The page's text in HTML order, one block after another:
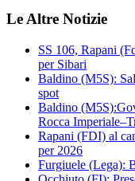
Le Altre Notizie
SS 106, Rapani
per Sibari
Baldino (M5S):
spot
Baldino
Rocca
Rapani (FDI) al
per 2026
Furgiuele (Lega):